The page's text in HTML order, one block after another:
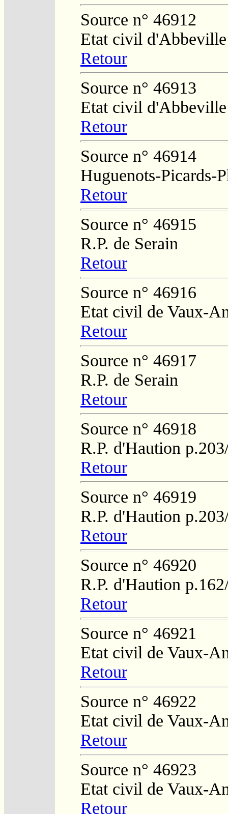
Source n° 46912
Etat civil d'Abbeville
Retour
Source n° 46913
Etat civil d'Abbeville
Retour
Source n° 46914
Huguenots-Picards-
Retour
Source n° 46915
R.P. de Serain
Retour
Source n° 46916
Etat civil de Vaux-
Retour
Source n° 46917
R.P. de Serain
Retour
Source n° 46918
R.P. d'Haution
Retour
Source n° 46919
R.P. d'Haution
Retour
Source n° 46920
R.P. d'Haution
Retour
Source n° 46921
Etat civil de Vaux-
Retour
Source n° 46922
Etat civil de Vaux-
Retour
Source n° 46923
Etat civil de Vaux-
Retour